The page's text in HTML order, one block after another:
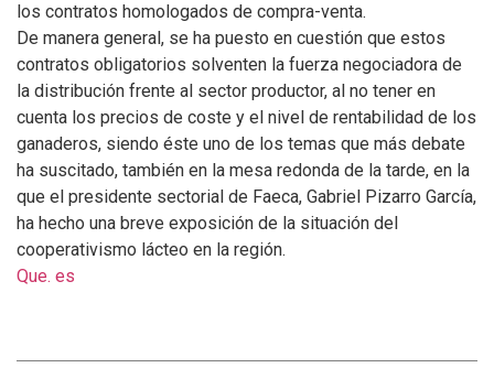
los contratos homologados de compra-venta.
De manera general, se ha puesto en cuestión que estos
contratos obligatorios solventen la fuerza negociadora de
la distribución frente al sector productor, al no tener en
cuenta los precios de coste y el nivel de rentabilidad de los
ganaderos, siendo éste uno de los temas que más debate
ha suscitado, también en la mesa redonda de la tarde, en la
que el presidente sectorial de Faeca, Gabriel Pizarro García,
ha hecho una breve exposición de la situación del
cooperativismo lácteo en la región.
Que. es